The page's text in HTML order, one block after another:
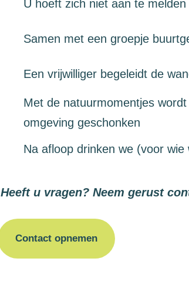
U hoeft zich niet aan te melden
Samen met een groepje
Een vrijwilliger begeleidt de
Met de natuurmomentjes
omgeving geschonken
Na afloop drinken we (voor
Heeft u vragen? Neem gerust
Contact opnemen